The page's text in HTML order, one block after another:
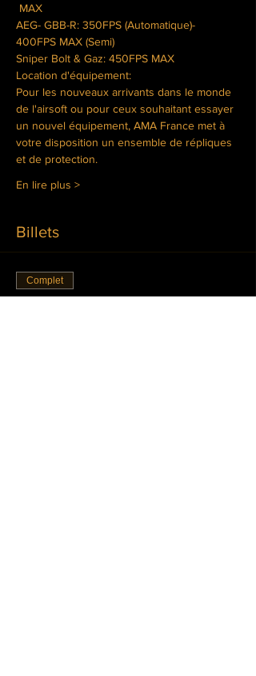
MAX
AEG- GBB-R: 350FPS (Automatique)-
Sniper Bolt & Gaz: 450FPS MAX
Location d'équipement:
Pour les nouveaux arrivants dans le monde
de l'airsoft ou pour ceux souhaitant essayer
un nouvel équipement, AMA France met à
votre disposition un ensemble de répliques
et de protection.
En lire plus >
Billets
Complet